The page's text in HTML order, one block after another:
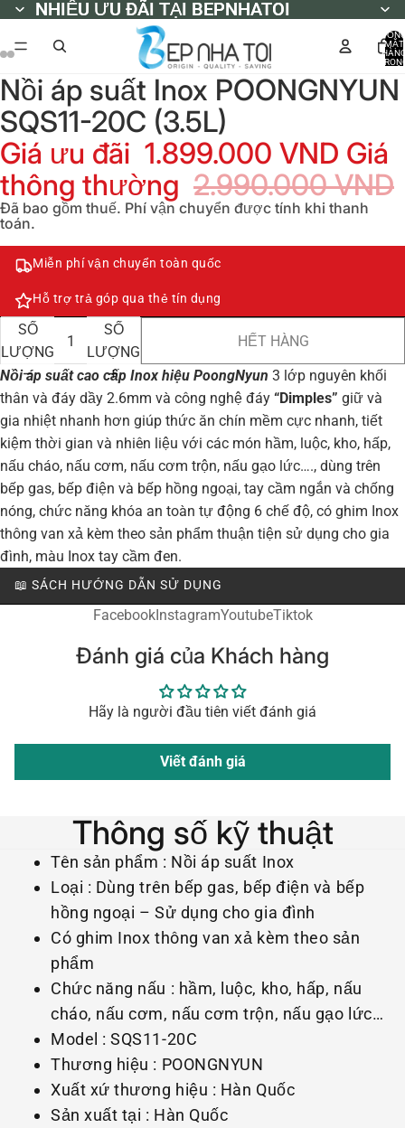
NHIỀU ƯU ĐÃI TẠI BEPNHATOI
NHIỀU ƯU ĐÃI TẠI BEPNHATOI
MẶT
0
Nồi áp suất Inox POONGNYUN
SQS11-20C (3.5L)
Giá ưu đãi 1.899.000 VND Giá
thông thường 2.990.000 VND
Đã bao gồm thuế. Phí vận chuyển được tính khi thanh
toán.
Miễn phí vận chuyển toàn quốc
Hỗ trợ trả góp qua thẻ tín dụng
GIẢM
SỐ
LƯỢNG
TĂNG
SỐ
LƯỢNG
HẾT HÀNG
Nồi áp suất cao cấp Inox hiệu PoongNyun 3 lớp nguyên khối
thân và đáy dầy 2.6mm và công nghệ đáy “Dimples” giữ và
gia nhiệt nhanh hơn giúp thức ăn chín mềm cực nhanh, tiết
kiệm thời gian và nhiên liệu với các món hầm, luộc, kho, hấp,
nấu cháo, nấu cơm, nấu cơm trộn, nấu gạo lức…., dùng trên
bếp gas, bếp điện và bếp hồng ngoại, tay cầm ngắn và chống
nóng, chức năng khóa an toàn tự động 6 chế độ, có ghim Inox
thông van xả kèm theo sản phẩm thuận tiện sử dụng cho gia
đình, màu Inox tay cầm đen.
📖 SÁCH HƯỚNG DẪN SỬ DỤNG
FacebookInstagramYoutubeTiktok
Đánh giá của Khách hàng
Hãy là người đầu tiên viết đánh giá
Viết đánh giá
Thông số kỹ thuật
Tên sản phẩm : Nồi áp suất Inox
Loại : Dùng trên bếp gas, bếp điện và bếp
hồng ngoại – Sử dụng cho gia đình
Có ghim Inox thông van xả kèm theo sản
phẩm
Chức năng nấu : hầm, luộc, kho, hấp, nấu
cháo, nấu cơm, nấu cơm trộn, nấu gạo lức…
Model : SQS11-20C
Thương hiệu : POONGNYUN
Xuất xứ thương hiệu : Hàn Quốc
Sản xuất tại : Hàn Quốc